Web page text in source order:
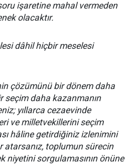
işaretine mahal vermeden
olacaktır.
dâhil hiçbir meselesi
çözümünü bir dönem daha
seçim daha kazanmanın
yıllarca cezaevinde
ve milletvekillerini seçim
hâline getirdiğiniz izlenimini
atarsanız, toplumun sürecin
niyetini sorgulamasının önüne